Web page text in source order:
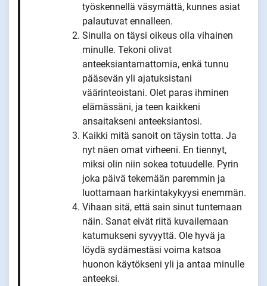
työskennellä väsymättä, kunnes asiat
palautuvat ennalleen.
Sinulla on täysi oikeus olla vihainen
minulle. Tekoni olivat
anteeksiantamattomia, enkä tunnu
pääsevän yli ajatuksistani
väärinteoistani. Olet paras ihminen
elämässäni, ja teen kaikkeni
ansaitakseni anteeksiantosi.
Kaikki mitä sanoit on täysin totta. Ja
nyt näen omat virheeni. En tiennyt,
miksi olin niin sokea totuudelle. Pyrin
joka päivä tekemään paremmin ja
luottamaan harkintakykyysi enemmän.
Vihaan sitä, että sain sinut tuntemaan
näin. Sanat eivät riitä kuvailemaan
katumukseni syvyyttä. Ole hyvä ja
löydä sydämestäsi voima katsoa
huonon käytökseni yli ja antaa minulle
anteeksi.